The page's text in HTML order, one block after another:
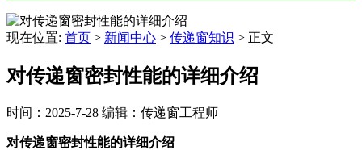
现在位置: 首页 > 新闻中心 > 传递窗知识 > 正文
对传递窗密封性能的详细介绍
时间：2025-7-28 编辑：传递窗工程师
对传递窗密封性能的详细介绍